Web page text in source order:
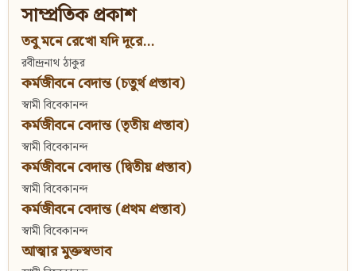
সাম্প্রতিক প্রকাশ
তবু মনে রেখো যদি দূরে...
রবীন্দ্রনাথ ঠাকুর
কর্মজীবনে বেদান্ত (চতুর্থ প্রস্তাব)
স্বামী বিবেকানন্দ
কর্মজীবনে বেদান্ত (তৃতীয় প্রস্তাব)
স্বামী বিবেকানন্দ
কর্মজীবনে বেদান্ত (দ্বিতীয় প্রস্তাব)
স্বামী বিবেকানন্দ
কর্মজীবনে বেদান্ত (প্রথম প্রস্তাব)
স্বামী বিবেকানন্দ
আত্মার মুক্তস্বভাব